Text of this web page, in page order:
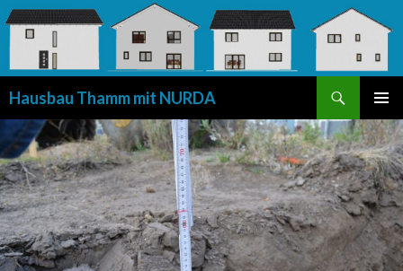
Hausbau Thamm mit NURDA
MENÜ
ZUM
INHALT